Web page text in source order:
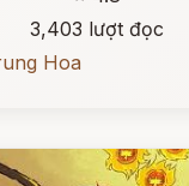
3,403 lượt đọc
Hoa